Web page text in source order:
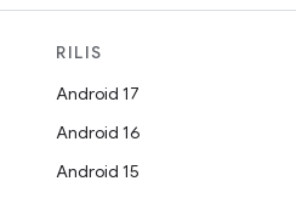
RILIS
Android 17
Android 16
Android 15